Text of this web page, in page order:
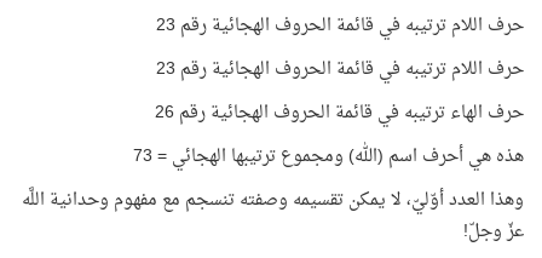
حرف اللام ترتيبه في قائمة الحروف الهجائية رقم 23
حرف اللام ترتيبه في قائمة الحروف الهجائية رقم 23
حرف الهاء ترتيبه في قائمة الحروف الهجائية رقم 26
هذه هي أحرف اسم (الله) ومجموع ترتيبها الهجائي = 73
وهذا العدد أوّليّ، لا يمكن تقسيمه وصفته تنسجم مع مفهوم وحدانية اللَّه
عزّ وجلّ!